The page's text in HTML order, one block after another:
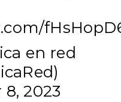
en red
2023